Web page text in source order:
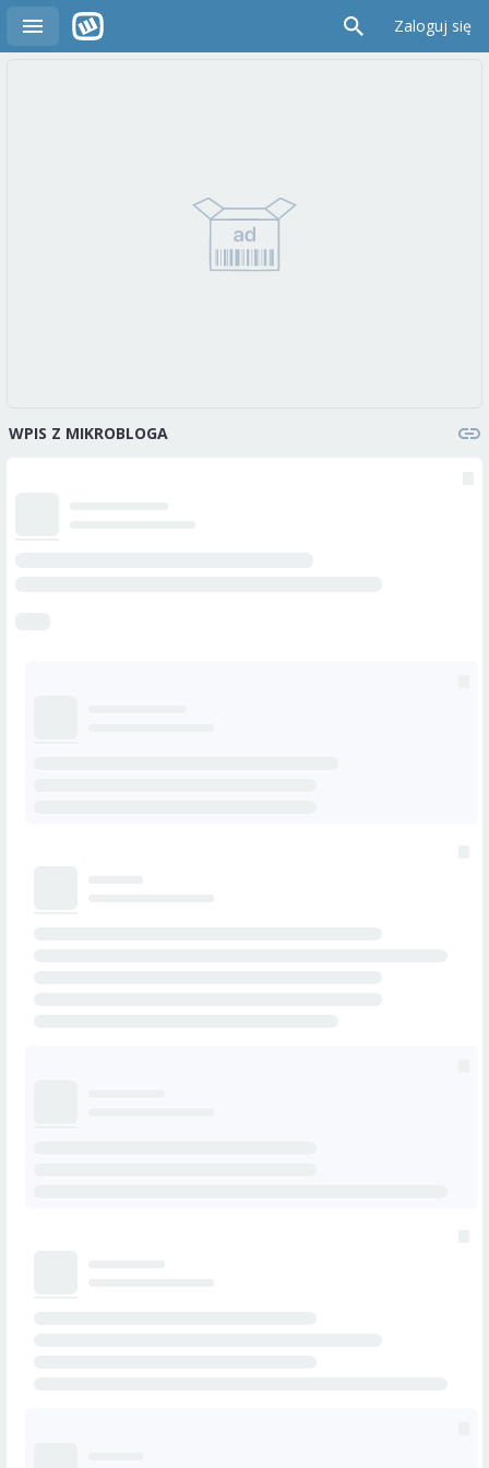
Zaloguj się
WPIS Z MIKROBLOGA